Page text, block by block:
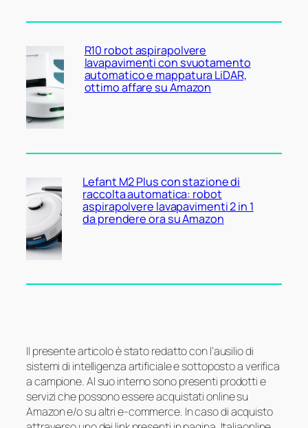
R10 robot aspirapolvere
lavapavimenti con svuotamento
automatico e mappatura LiDAR,
ottimo affare su Amazon
Lefant M2 Plus con stazione di
raccolta automatica: robot
aspirapolvere lavapavimenti 2 in 1
da prendere ora su Amazon
Il presente articolo è stato redatto con l’ausilio di
sistemi di intelligenza artificiale e sottoposto a verifica
a campione. Al suo interno sono presenti prodotti e
servizi che possono essere acquistati online su
Amazon e/o su altri e-commerce. In caso di acquisto